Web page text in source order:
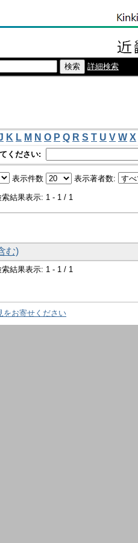
詳細検索
K L M N O P Q R S T U V W X
ください:
表示件数 表示著者数:
索結果表示: 1 - 1 / 1
む)
索結果表示: 1 - 1 / 1
をお寄せください